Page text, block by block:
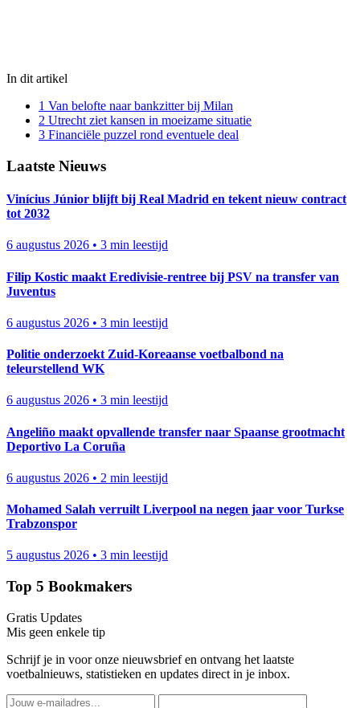
In dit artikel
1 Van belofte naar bankzitter bij Milan
2 Utrecht ziet kansen in moeizame situatie
3 Financiële puzzel rond eventuele deal
Laatste Nieuws
Vinícius Júnior blijft bij Real Madrid en tekent nieuw contract
tot 2032
6 augustus 2026 • 3 min leestijd
Filip Kostic maakt Eredivisie-rentree bij PSV na transfer van
Juventus
6 augustus 2026 • 3 min leestijd
Politie onderzoekt Zuid-Koreaanse voetbalbond na
teleurstellend WK
6 augustus 2026 • 3 min leestijd
Angeliño maakt opvallende transfer naar Spaanse grootmacht
Deportivo La Coruña
6 augustus 2026 • 2 min leestijd
Mohamed Salah verruilt Liverpool na negen jaar voor Turkse
Trabzonspor
5 augustus 2026 • 3 min leestijd
Top 5 Bookmakers
Gratis Updates
Mis geen enkele tip
Schrijf je in voor onze nieuwsbrief en ontvang het laatste
voetbalnieuws, statistieken en updates direct in je inbox.